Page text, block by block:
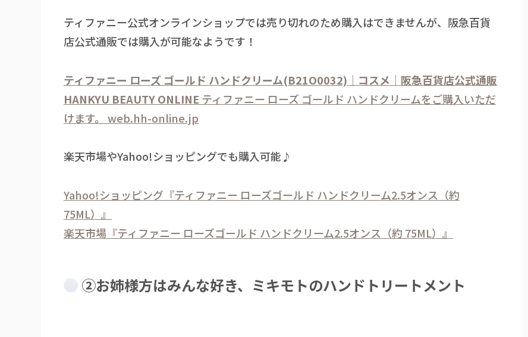
ティファニー公式オンラインショップでは売り切れのため購入はできませんが、阪急百貨
店公式通販では購入が可能なようです！
ティファニー ローズ ゴールド ハンドクリーム(B21O0032)｜コスメ｜阪急百貨店公式通販
HANKYU BEAUTY ONLINE ティファニー ローズ ゴールド ハンドクリームをご購入いただ
けます。 web.hh-online.jp
楽天市場やYahoo!ショッピングでも購入可能♪
Yahoo!ショッピング『ティファニー ローズゴールド ハンドクリーム2.5オンス（約
75ML）』
楽天市場『ティファニー ローズゴールド ハンドクリーム2.5オンス（約 75ML）』
②お姉様方はみんな好き、ミキモトのハンドトリートメント